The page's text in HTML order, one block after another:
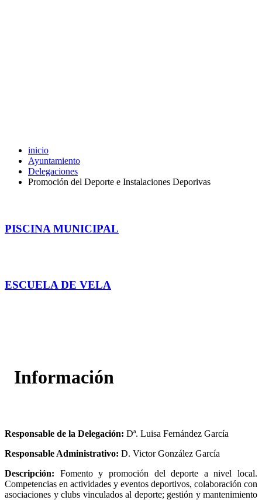
inicio
Ayuntamiento
Delegaciones
Promoción del Deporte e Instalaciones Deporivas
PISCINA MUNICIPAL
ESCUELA DE VELA
Información
Responsable de la Delegación: Dª. Luisa Fernández García
Responsable Administrativo: D. Victor González García
Descripción: Fomento y promoción del deporte a nivel local.
Competencias en actividades y eventos deportivos, colaboración con
asociaciones y clubs vinculados al deporte; gestión y mantenimiento